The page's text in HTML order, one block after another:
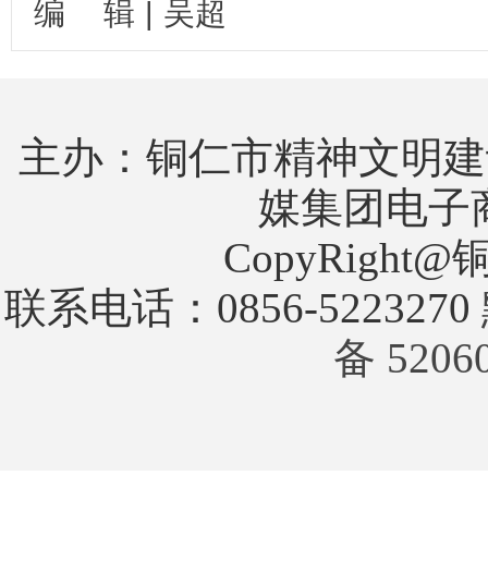
编 辑 | 吴超
主办：铜仁市精神文明
媒集团电子
CopyRight@
联系电话：0856-5223270
备